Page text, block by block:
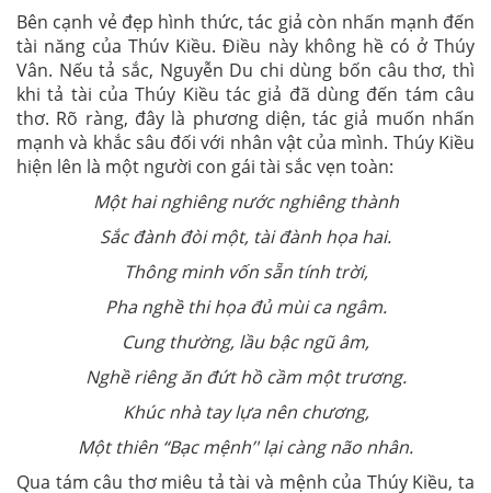
Bên cạnh vẻ đẹp hình thức, tác giả còn nhấn mạnh đến
tài năng của Thúv Kiều. Điều này không hề có ở Thúy
Vân. Nếu tả sắc, Nguyễn Du chi dùng bốn câu thơ, thì
khi tả tài của Thúy Kiều tác giả đã dùng đến tám câu
thơ. Rõ ràng, đây là phương diện, tác giả muốn nhấn
mạnh và khắc sâu đối với nhân vật của mình. Thúy Kiều
hiện lên là một người con gái tài sắc vẹn toàn:
Một hai nghiêng nước nghiêng thành
Sắc đành đòi một, tài đành họa hai.
Thông minh vốn sẵn tính trời,
Pha nghề thi họa đủ mùi ca ngâm.
Cung thường, lầu bậc ngũ âm,
Nghề riêng ăn đứt hồ cầm một trương.
Khúc nhà tay lựa nên chương,
Một thiên “Bạc mệnh’' lại càng não nhân.
Qua tám câu thơ miêu tả tài và mệnh của Thúy Kiều, ta